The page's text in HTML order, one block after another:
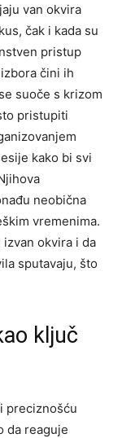
van okvira
čak i kada su
pristup
čini ih
suoče s krizom
pristupiti
kako bi svi
neobična
vremenima.
okvira i da
sputavaju, što
ključ
preciznošću
da reaguje